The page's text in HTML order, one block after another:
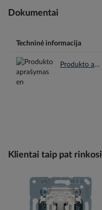
Dokumentai
Techninė informacija
Produkto aprašymas en.pdf
Klientai taip pat rinkosi